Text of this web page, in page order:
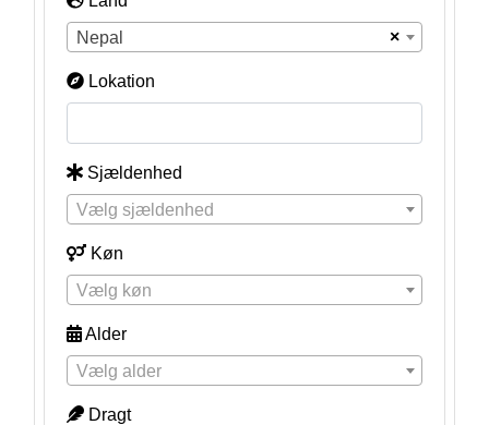
×
Nepal
Lokation
Sjældenhed
Vælg sjældenhed
Køn
Vælg køn
Alder
Vælg alder
Dragt